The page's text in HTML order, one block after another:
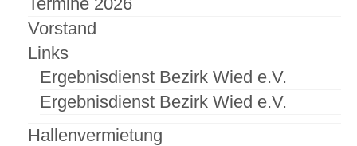
Vorstand
Links
Ergebnisdienst Bezirk Wied e.V.
Ergebnisdienst Bezirk Wied e.V.
Hallenvermietung